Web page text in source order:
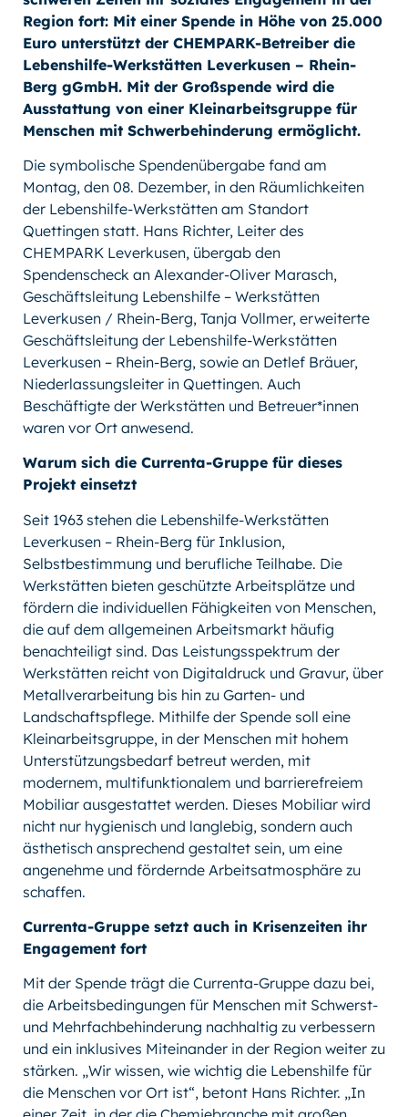
Region fort: Mit einer Spende in Höhe von 25.000
Euro unterstützt der CHEMPARK-Betreiber die
Lebenshilfe-Werkstätten Leverkusen – Rhein-
Berg gGmbH. Mit der Großspende wird die
Ausstattung von einer Kleinarbeitsgruppe für
Menschen mit Schwerbehinderung ermöglicht.
Die symbolische Spendenübergabe fand am
Montag, den 08. Dezember, in den Räumlichkeiten
der Lebenshilfe-Werkstätten am Standort
Quettingen statt. Hans Richter, Leiter des
CHEMPARK Leverkusen, übergab den
Spendenscheck an Alexander-Oliver Marasch,
Geschäftsleitung Lebenshilfe – Werkstätten
Leverkusen / Rhein-Berg, Tanja Vollmer, erweiterte
Geschäftsleitung der Lebenshilfe-Werkstätten
Leverkusen – Rhein-Berg, sowie an Detlef Bräuer,
Niederlassungsleiter in Quettingen. Auch
Beschäftigte der Werkstätten und Betreuer*innen
waren vor Ort anwesend.
Warum sich die Currenta-Gruppe für dieses
Projekt einsetzt
Seit 1963 stehen die Lebenshilfe-Werkstätten
Leverkusen – Rhein-Berg für Inklusion,
Selbstbestimmung und berufliche Teilhabe. Die
Werkstätten bieten geschützte Arbeitsplätze und
fördern die individuellen Fähigkeiten von Menschen,
die auf dem allgemeinen Arbeitsmarkt häufig
benachteiligt sind. Das Leistungsspektrum der
Werkstätten reicht von Digitaldruck und Gravur, über
Metallverarbeitung bis hin zu Garten- und
Landschaftspflege. Mithilfe der Spende soll eine
Kleinarbeitsgruppe, in der Menschen mit hohem
Unterstützungsbedarf betreut werden, mit
modernem, multifunktionalem und barrierefreiem
Mobiliar ausgestattet werden. Dieses Mobiliar wird
nicht nur hygienisch und langlebig, sondern auch
ästhetisch ansprechend gestaltet sein, um eine
angenehme und fördernde Arbeitsatmosphäre zu
schaffen.
Currenta-Gruppe setzt auch in Krisenzeiten ihr
Engagement fort
Mit der Spende trägt die Currenta-Gruppe dazu bei,
die Arbeitsbedingungen für Menschen mit Schwerst-
und Mehrfachbehinderung nachhaltig zu verbessern
und ein inklusives Miteinander in der Region weiter zu
stärken. „Wir wissen, wie wichtig die Lebenshilfe für
die Menschen vor Ort ist“, betont Hans Richter. „In